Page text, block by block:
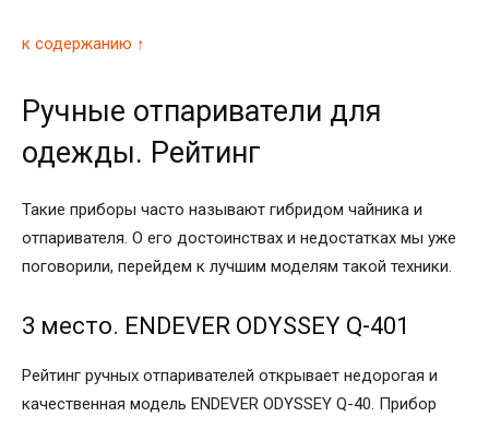
к содержанию ↑
Ручные отпариватели для
одежды. Рейтинг
Такие приборы часто называют гибридом чайника и
отпаривателя. О его достоинствах и недостатках мы уже
поговорили, перейдем к лучшим моделям такой техники.
3 место. ENDEVER ODYSSEY Q-401
Рейтинг ручных отпаривателей открывает недорогая и
качественная модель ENDEVER ODYSSEY Q-40. Прибор